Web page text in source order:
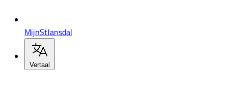
MijnStJansdal
Vertaal